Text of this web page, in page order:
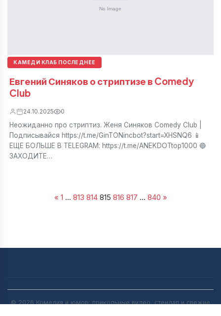
КАМЕДИ КЛАБ ПОСЛЕДНЕЕ
Евгений Синяков о стриптизе в Comedy
Club
24.10.2025 0
Неожиданно про стриптиз. Женя Синяков Comedy Club |
Подписывайся https://t.me/GinTONincbot?start=XHSNQ6 📱
ЕЩЕ БОЛЬШЕ В TELEGRAM: https://t.me/ANEKDOTtop1000 🔵
ЗАХОДИТЕ…
Пагинация
« 1 … 813 814 815 816 817 … 840 »
© 2026 Комедия и юмор: прикольные видео, стендап и свежие